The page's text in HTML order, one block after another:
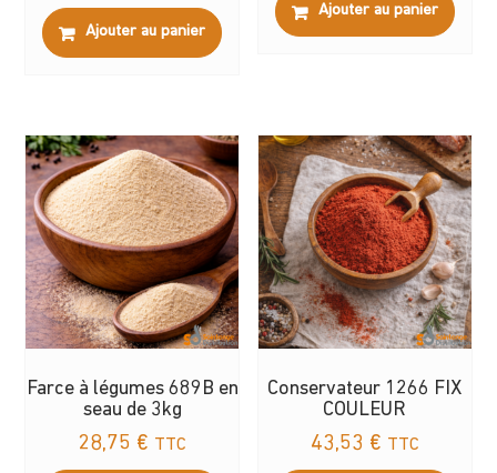
Ajouter au panier
Ajouter au panier
Farce à légumes 689B en
seau de 3kg
28,75 € TTC
Conservateur 1266 FIX
COULEUR
43,53 € TTC